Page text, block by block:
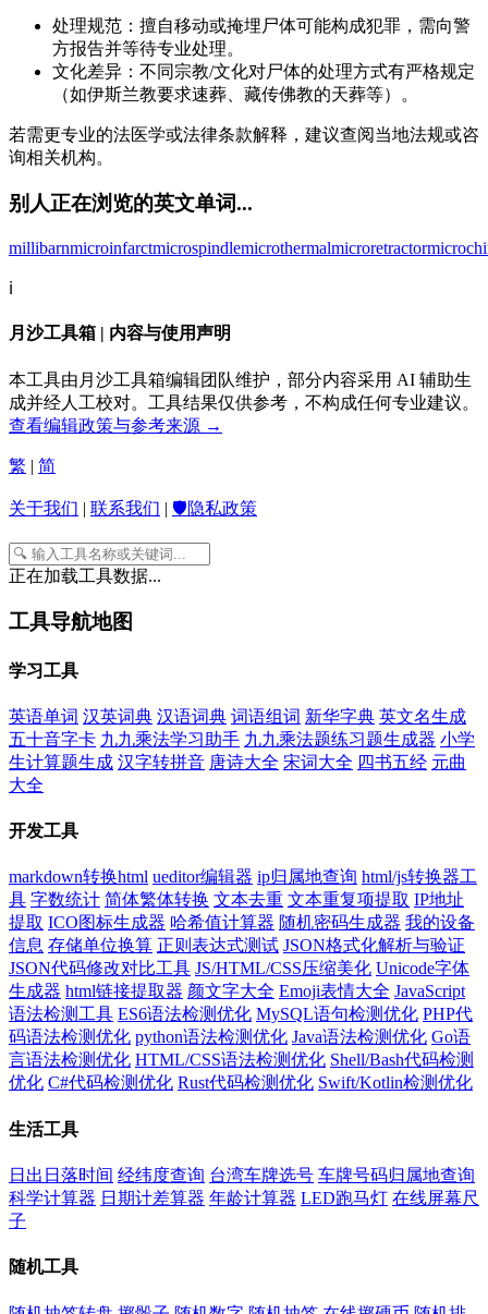
处理规范：擅自移动或掩埋尸体可能构成犯罪，需向警
方报告并等待专业处理。
文化差异：不同宗教/文化对尸体的处理方式有严格规定
（如伊斯兰教要求速葬、藏传佛教的天葬等）。
若需更专业的法医学或法律条款解释，建议查阅当地法规或咨
询相关机构。
别人正在浏览的英文单词...
millibarnmicroinfarctmicrospindlemicrothermalmicroretractor
ℹ️
月沙工具箱 | 内容与使用声明
本工具由月沙工具箱编辑团队维护，部分内容采用 AI 辅助生
成并经人工校对。工具结果仅供参考，不构成任何专业建议。
查看编辑政策与参考来源 →
繁 | 简
关于我们 | 联系我们 | 🛡️隐私政策
正在加载工具数据...
工具导航地图
学习工具
英语单词 汉英词典 汉语词典 词语组词 新华字典 英文名生成
五十音字卡 九九乘法学习助手 九九乘法题练习题生成器 小学
生计算题生成 汉字转拼音 唐诗大全 宋词大全 四书五经 元曲
大全
开发工具
markdown转换html ueditor编辑器 ip归属地查询 html/js转换器工
具 字数统计 简体繁体转换 文本去重 文本重复项提取 IP地址
提取 ICO图标生成器 哈希值计算器 随机密码生成器 我的设备
信息 存储单位换算 正则表达式测试 JSON格式化解析与验证
JSON代码修改对比工具 JS/HTML/CSS压缩美化 Unicode字体
生成器 html链接提取器 颜文字大全 Emoji表情大全 JavaScript
语法检测工具 ES6语法检测优化 MySQL语句检测优化 PHP代
码语法检测优化 python语法检测优化 Java语法检测优化 Go语
言语法检测优化 HTML/CSS语法检测优化 Shell/Bash代码检测
优化 C#代码检测优化 Rust代码检测优化 Swift/Kotlin检测优化
生活工具
日出日落时间 经纬度查询 台湾车牌选号 车牌号码归属地查询
科学计算器 日期计差算器 年龄计算器 LED跑马灯 在线屏幕尺
子
随机工具